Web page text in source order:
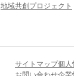
地域共創プロジェクト
サイトマップ個人